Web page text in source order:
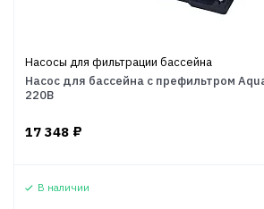
Насосы для фильтрации бассейна
Насос для бассейна с префильтром
220В
17 348 ₽
В наличии